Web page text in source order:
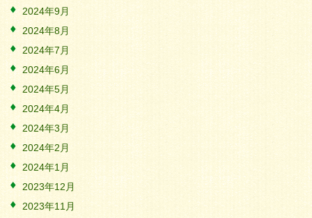
2024年9月
2024年8月
2024年7月
2024年6月
2024年5月
2024年4月
2024年3月
2024年2月
2024年1月
2023年12月
2023年11月